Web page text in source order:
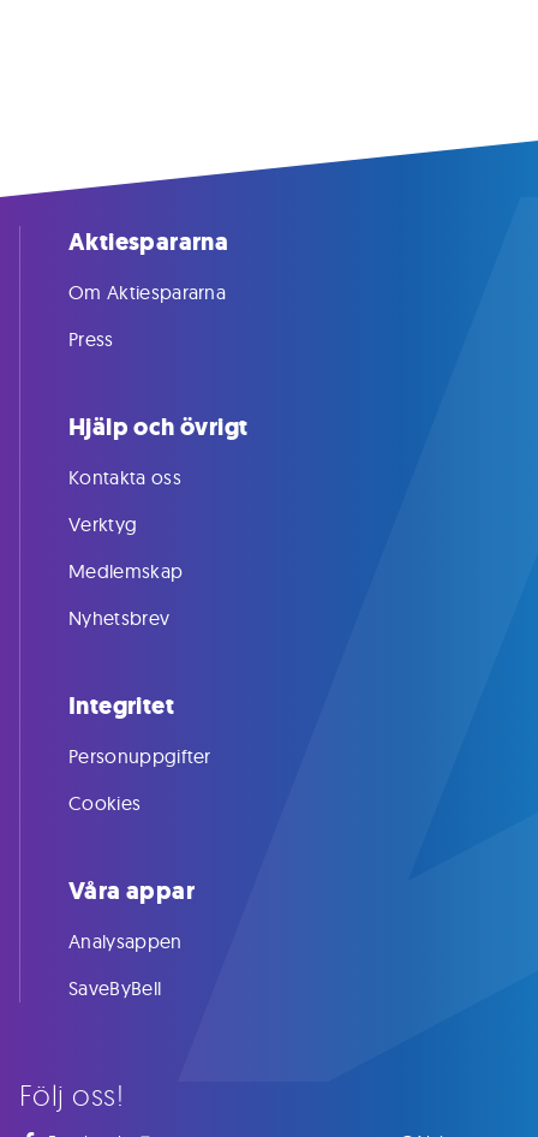
Följ oss!
Aktiespararna
Om Aktiespararna
Press
Hjälp och övrigt
Kontakta oss
Verktyg
Medlemskap
Nyhetsbrev
Integritet
Personuppgifter
Cookies
Våra appar
Analysappen
SaveByBell